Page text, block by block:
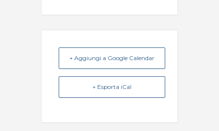
+ Aggiungi a Google Calendar
+ Esporta iCal